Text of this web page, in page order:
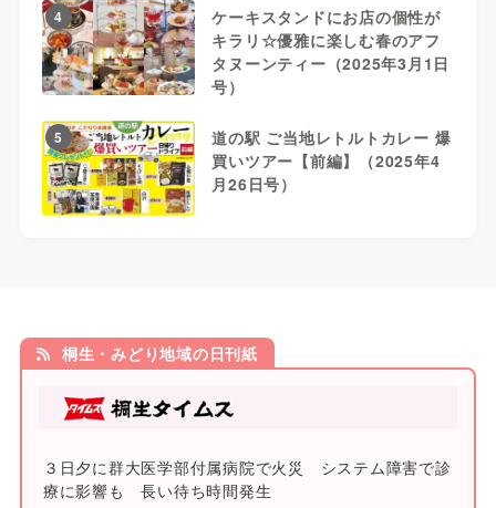
4
ケーキスタンドにお店の個性が
キラリ☆優雅に楽しむ春のアフ
タヌーンティー（2025年3月1日
号）
5
道の駅 ご当地レトルトカレー 爆
買いツアー【前編】（2025年4
月26日号）
桐生・みどり地域の日刊紙
３日夕に群大医学部付属病院で火災 システム障害で診
療に影響も 長い待ち時間発生